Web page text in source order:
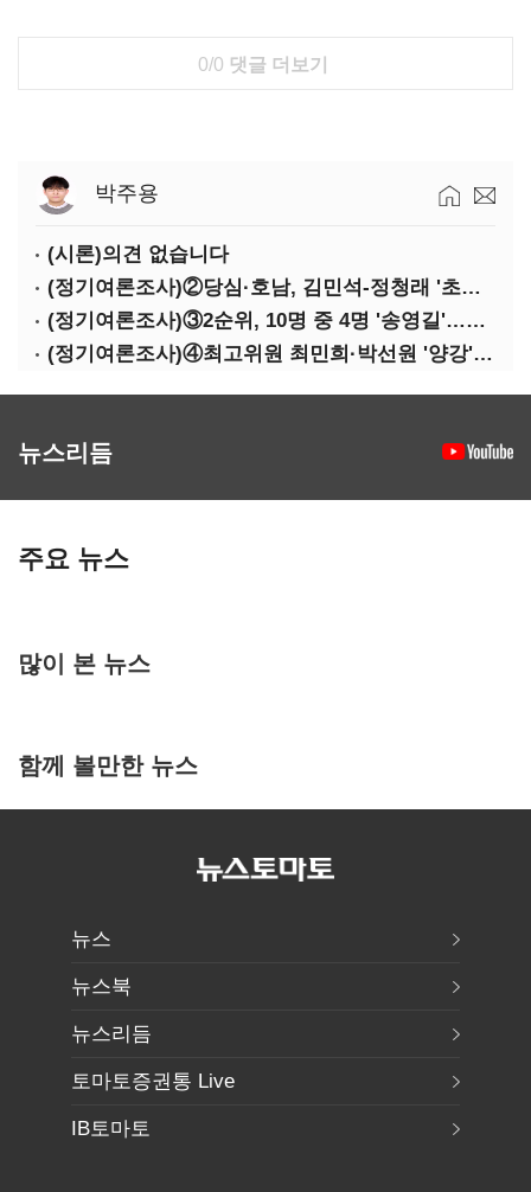
0/0 댓글 더보기
박주용
(시론)의견 없습니다
(정기여론조사)②당심·호남, 김민석-정청래 '초접전'
(정기여론조사)③2순위, 10명 중 4명 '송영길'…정청래 '한 자릿수'
(정기여론조사)④최고위원 최민희·박선원 '양강'…서미화·이성윤·임미애 뒤이어
뉴스리듬
주요 뉴스
많이 본 뉴스
함께 볼만한 뉴스
뉴스
뉴스북
뉴스리듬
토마토증권통 Live
IB토마토